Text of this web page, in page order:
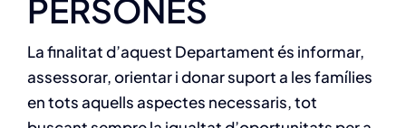
Col·labora
Publicacions
Contacte
PERSONES
La finalitat d’aquest Departament és informar,
assessorar, orientar i donar suport a les famílies
en tots aquells aspectes necessaris, tot